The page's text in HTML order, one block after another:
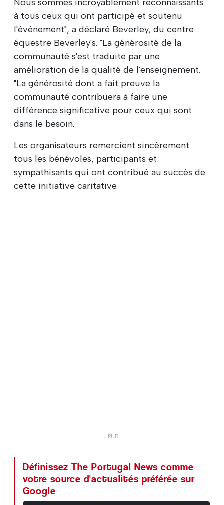
à tous ceux qui ont participé et soutenu
l'événement", a déclaré Beverley, du centre
équestre Beverley's. "La générosité de la
communauté s'est traduite par une
amélioration de la qualité de l'enseignement.
"La générosité dont a fait preuve la
communauté contribuera à faire une
différence significative pour ceux qui sont
dans le besoin.
Les organisateurs remercient sincèrement
tous les bénévoles, participants et
sympathisants qui ont contribué au succès de
cette initiative caritative.
Définissez The Portugal News comme
votre source d'actualités préférée sur
Google